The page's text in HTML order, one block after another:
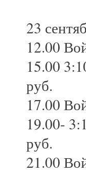
23
12.00
15.00
руб.
17.00
19.00-
руб.
21.00